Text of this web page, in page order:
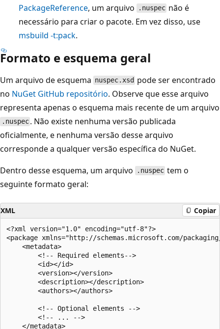
PackageReference, um arquivo .nuspec não é
necessário para criar o pacote. Em vez disso, use
msbuild -t:pack.
Formato e esquema geral
Um arquivo de esquema nuspec.xsd pode ser encontrado
no NuGet GitHub repositório. Observe que esse arquivo
representa apenas o esquema mais recente de um arquivo
.nuspec . Não existe nenhuma versão publicada
oficialmente, e nenhuma versão desse arquivo
corresponde a qualquer versão específica do NuGet.
Dentro desse esquema, um arquivo
.nuspec tem o
seguinte formato geral:
XML Copiar
<?xml version="1.0" encoding="utf-8"?>
<package xmlns="http://schemas.microsoft.com/
    <metadata>
        <!-- Required elements-->
        <id></id>
        <version></version>
        <description></description>
        <authors></authors>
        <!-- Optional elements -->
        <!-- ... -->
    </metadata>